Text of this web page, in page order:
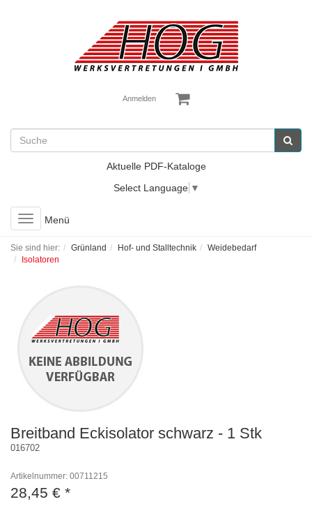
Anmelden
Aktuelle PDF-Kataloge
Select Language ▼
Toggle
navigation
Menü
Sie sind hier: Grünland Hof- und Stalltechnik
Weidebedarf
Isolatoren
Breitband Eckisolator schwarz - 1 Stk
016702
Artikelnummer: 00711215
28,45 € *